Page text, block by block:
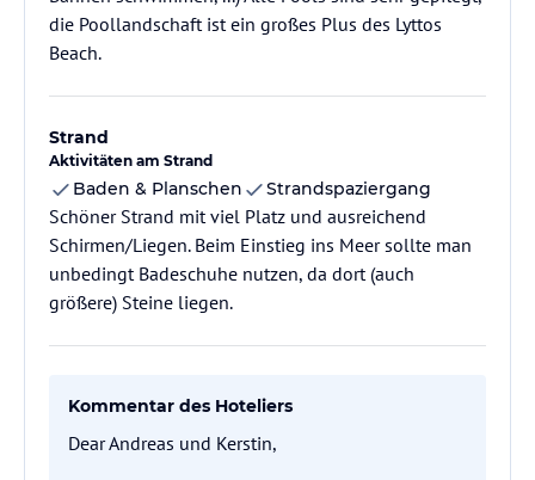
die Poollandschaft ist ein großes Plus des Lyttos
Beach.
Strand
Aktivitäten am Strand
Baden & Planschen Strandspaziergang
Schöner Strand mit viel Platz und ausreichend
Schirmen/Liegen. Beim Einstieg ins Meer sollte man
unbedingt Badeschuhe nutzen, da dort (auch
größere) Steine liegen.
Kommentar des Hoteliers
Dear Andreas und Kerstin,